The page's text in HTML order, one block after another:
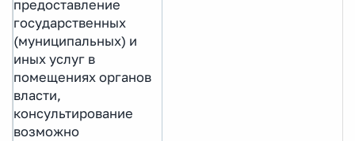
предоставление
государственных
(муниципальных) и
иных услуг в
помещениях органов
власти,
консультирование
возможно